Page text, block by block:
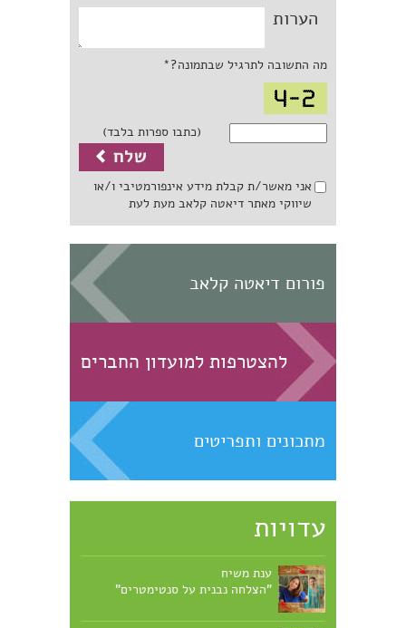
הערות
מה התשובה לתרגיל שבתמונה?*
(כתבו ספרות בלבד)
אני מאשר/ת קבלת מידע אינפורמטיבי ו/או
שיווקי מאתר דיאטה קלאב מעת לעת
פורום דיאטה קלאב
להצטרפות למועדון החברים
מתכונים ותפריטים
עדויות
ענת משיח
"הצלחה נבנית על סנטימטרים"